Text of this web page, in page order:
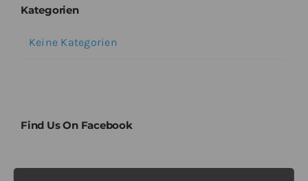
Kategorien
Keine Kategorien
Find Us On Facebook